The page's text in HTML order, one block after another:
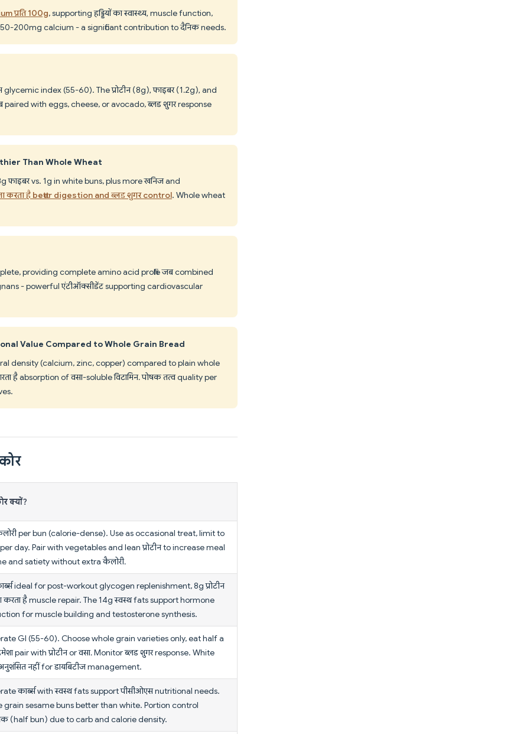
प्रति 100g, supporting हड्डियों का स्वास्थ्य, muscle function,
200mg calcium - a significant contribution to दैनिक needs.
index (55-60). The प्रोटीन (8g), फाइबर (1.2g), and
with eggs, cheese, or avocado, ब्लड शुगर response
Than Whole Wheat
फाइबर vs. 1g in white buns, plus more खनिज and
करता है better digestion and ब्लड शुगर control. Whole wheat
providing complete amino acid profile जब combined
- powerful एंटीऑक्सीडेंट supporting cardiovascular
Value Compared to Whole Grain Bread
density (calcium, zinc, copper) compared to plain whole
है absorption of वसा-soluble विटामिन. पोषक तत्व quality per
क्यों?
per bun (calorie-dense). Use as occasional treat, limit to
day. Pair with vegetables and lean प्रोटीन to increase meal
and satiety without extra कैलोरी.
ideal for post-workout glycogen replenishment, 8g प्रोटीन
करता है muscle repair. The 14g स्वस्थ fats support hormone
for muscle building and testosterone synthesis.
GI (55-60). Choose whole grain varieties only, eat half a
pair with प्रोटीन or वसा. Monitor ब्लड शुगर response. White
नहीं for डायबिटीज management.
कार्ब्स with स्वस्थ fats support पीसीओएस nutritional needs.
grain sesame buns better than white. Portion control
(half bun) due to carb and calorie density.